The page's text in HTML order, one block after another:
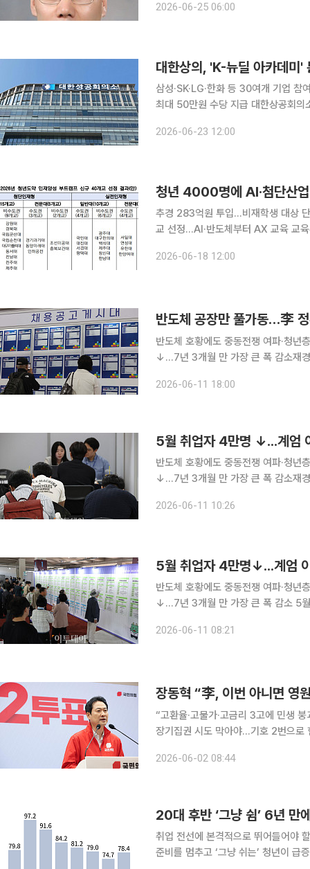
2026-06-25 06:00
대한상의, 'K-뉴딜 아카데
삼성·SK·LG·한화 등 30여개 기업 참
최대 50만원 수당 지급 대한상공회의소가 삼성전자, SK하이닉스, LG, 한화 등 국내 주요 기업들과
딜 아카데미' 사업의 운영지원센터로
2026-06-23 12:00
청년 4000명에 AI·첨단산
추경 283억원 투입…비재학생 대상
교 선정…AI·반도체부터 AX 교육 교육부가 대학과 기업이 함께 일자리 밖 청년 4000명에게 단기
부와 한국산업기술진흥원은 18일
2026-06-18 12:00
반도체 공장만 풀가동…李
반도체 호황에도 중동전쟁 여파·청
↓...7년 3개월 만 가장 큰 폭 감소재
어 첫 취업자 수 감소다. 반도체 업계
2026-06-11 18:00
5월 취업자 4만명 ↓...계엄
반도체 호황에도 중동전쟁 여파·청
↓...7년 3개월 만 가장 큰 폭 감소재
호황이지만, 중동전쟁 여파로 제조업
2026-06-11 10:26
5월 취업자 4만명↓...계엄
반도체 호황에도 중동전쟁 여파·청
↓...7년 3개월 만 가장 큰 폭 감소 5월 취업자 수가 전년 동월 대비 4만 명 줄면서 1년 5개월 만에
2026-06-11 08:21
장동혁 “李, 이번 아니면 영
“고환율·고물가·고금리 3고에 민생
장기집권 시도 막아야…기호 2번으로 힘 모아달라” 장동혁 국민의힘 대
2026-06-02 08:44
20대 후반 ‘그냥 쉼’ 6년 만
취업 전선에 본격적으로 뛰어들어야
준비를 멈추고 ‘그냥 쉬는’ 청년이 급